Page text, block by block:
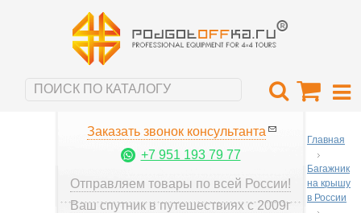
Заказать звонок консультанта
+7 951 193 79 77
Отправляем товары по всей России!
Ваш спутник в путешествиях с 2009г
Главная
Багажник
на крышу
в России